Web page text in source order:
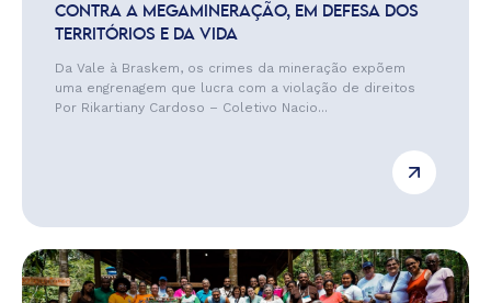
CONTRA A MEGAMINERAÇÃO, EM DEFESA DOS
TERRITÓRIOS E DA VIDA
Da Vale à Braskem, os crimes da mineração expõem
uma engrenagem que lucra com a violação de direitos
Por Rikartiany Cardoso – Coletivo Nacio...